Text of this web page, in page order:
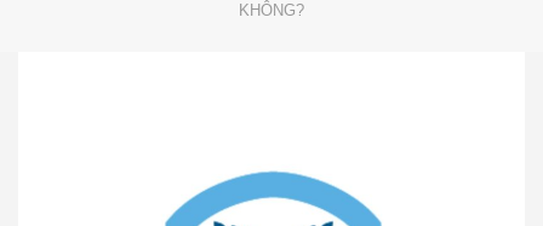
KHÔNG?